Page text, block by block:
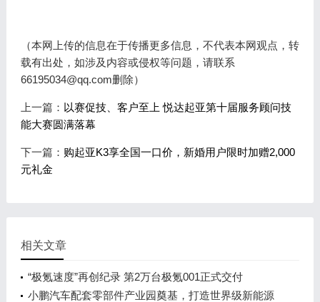
（本网上传的信息在于传播更多信息，不代表本网观点，转
载有出处，如涉及内容或侵权等问题，请联系
66195034@qq.com删除）
上一篇： 以赛促技、客户至上 悦达起亚第十届服务顾问技
能大赛圆满落幕
下一篇： 购起亚K3享全国一口价，新婚用户限时加赠2,000
元礼金
相关文章
“极氪速度”再创纪录 第2万台极氪001正式交付
小鹏汽车配套零部件产业园奠基，打造世界级新能源